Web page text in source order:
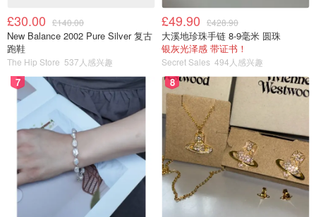
元/笔，最高200
元/笔
上海银行 普通客户
汇款金额的
0.10％，最低50
元/笔，最高500
元/笔
80元/笔
汇丰银行 普通客户
汇款金额的
0.10％，最低
100元/笔，最高
500元/笔
120元/笔
£30.00 £140.00
New Balance 2002 Pure Silver 复古
跑鞋
The Hip Store 537人感兴趣
£49.90 £428.90
大溪地珍珠手链 8-9毫米 圆珠
银灰光泽感 带证书！
Secret Sales 494人感兴趣
7 8